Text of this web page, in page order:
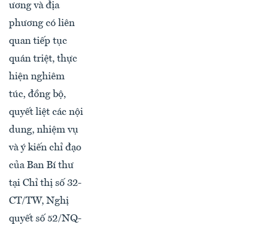
ương và địa
phương có liên
quan tiếp tục
quán triệt, thực
hiện nghiêm
túc, đồng bộ,
quyết liệt các nội
dung, nhiệm vụ
và ý kiến chỉ đạo
của Ban Bí thư
tại Chỉ thị số 32-
CT/TW, Nghị
quyết số 52/NQ-